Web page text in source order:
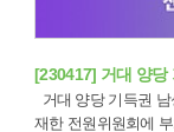
[230417] 거대 양
재한 전원위원회에 부쳐 지난 4월 10일부터 13일까지 나흘 동